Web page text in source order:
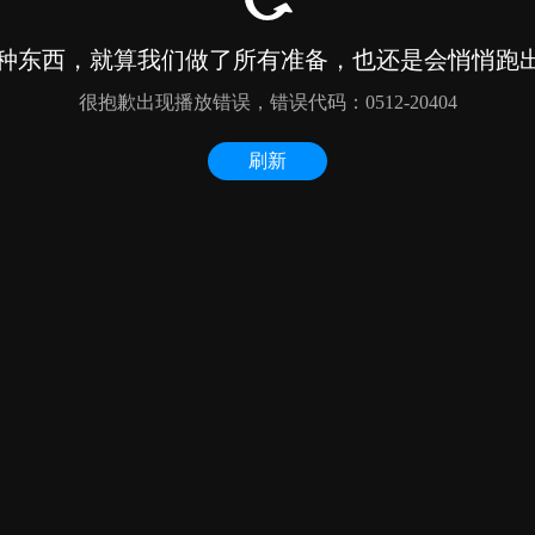
东西，就算我们做了所有准备，也还是会悄悄跑
很抱歉出现播放错误，错误代码：0512-20404
刷新